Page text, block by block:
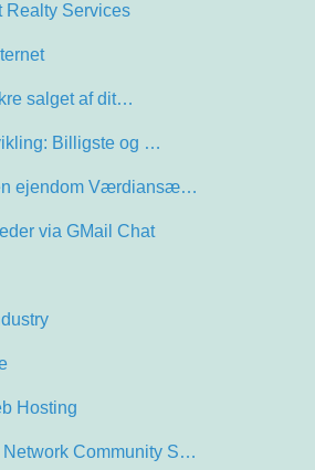
Realty Services
salget af dit…
Billigste og …
ejendom Værdiansæ…
via GMail Chat
Hosting
Network Community S…